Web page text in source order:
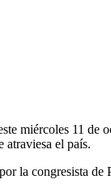
miércoles 11 de
atraviesa el país.
la congresista